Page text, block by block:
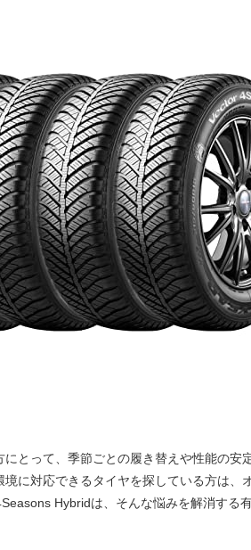
とって、季節ごとの履き替えや性能の安
に対応できるタイヤを探している方は、
Hybridは、そんな悩みを解消する